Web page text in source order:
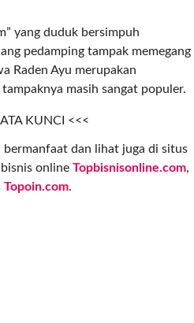
yang duduk bersimpuh
pedamping tampak memegang
Raden Ayu merupakan
masih sangat populer.
KUNCI <<<
bermanfaat dan lihat juga di situs
online Topbisnisonline.com,
Topoin.com.